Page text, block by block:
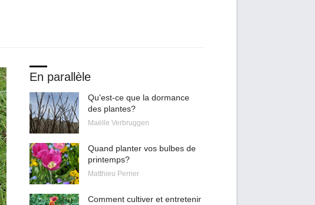
En parallèle
Qu'est-ce que la dormance
des plantes?
Maëlle Verbruggen
Quand planter vos bulbes de
printemps?
Matthieu Perrier
Comment cultiver et entretenir